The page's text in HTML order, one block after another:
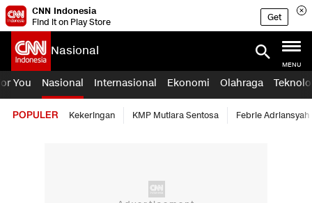
CNN Indonesia
Find it on Play Store
Get
Nasional
MENU
You Nasional Internasional Ekonomi Olahraga
POPULER Kekeringan KMP Mutiara Sentosa Febrie Adriansyah